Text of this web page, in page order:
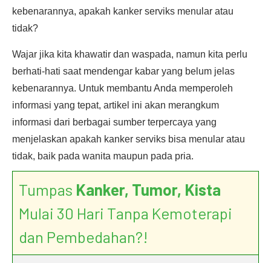
kebenarannya, apakah kanker serviks menular atau
tidak?
Wajar jika kita khawatir dan waspada, namun kita perlu
berhati-hati saat mendengar kabar yang belum jelas
kebenarannya. Untuk membantu Anda memperoleh
informasi yang tepat, artikel ini akan merangkum
informasi dari berbagai sumber terpercaya yang
menjelaskan apakah kanker serviks bisa menular atau
tidak, baik pada wanita maupun pada pria.
Tumpas Kanker, Tumor, Kista
Mulai 30 Hari Tanpa Kemoterapi
dan Pembedahan?!